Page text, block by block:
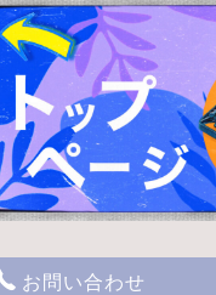
お問い合わせ